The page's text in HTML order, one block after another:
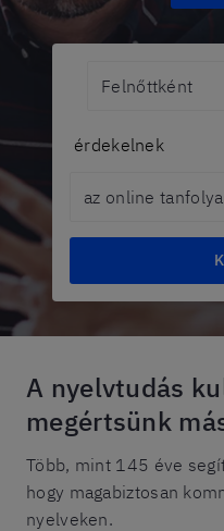
érdekelnek
A nyelvtudás
megértsünk
Több, mint 145 éve
hogy magabiztosan
nyelveken.